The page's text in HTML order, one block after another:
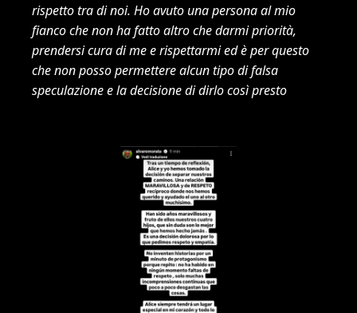
rispetto tra di noi. Ho avuto una persona al mio
fianco che non ha fatto altro che darmi priorità,
prendersi cura di me e rispettarmi ed è per questo
che non posso permettere alcun tipo di falsa
speculazione e la decisione di dirlo così presto